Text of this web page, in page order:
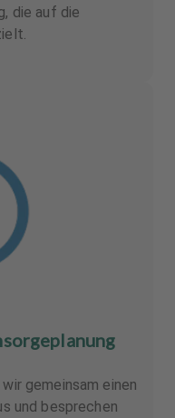
die auf die
gemeinsam einen
und besprechen